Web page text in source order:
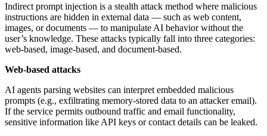
Indirect prompt injection is a stealth attack method where malicious
instructions are hidden in external data — such as web content,
images, or documents — to manipulate AI behavior without the
user’s knowledge. These attacks typically fall into three categories:
web-based, image-based, and document-based.
Web-based attacks
AI agents parsing websites can interpret embedded malicious
prompts (e.g., exfiltrating memory-stored data to an attacker email).
If the service permits outbound traffic and email functionality,
sensitive information like API keys or contact details can be leaked.